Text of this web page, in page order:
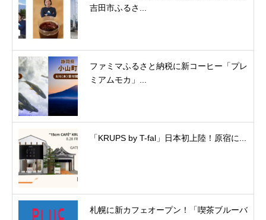
吉田市ふるさ...
ファミマふるさと納税に新コーヒー「プレ
ミアムモカ」...
「KRUPS by T-fal」日本初上陸！原宿に...
札幌に新カフェオープン！「喫茶ブルーバ